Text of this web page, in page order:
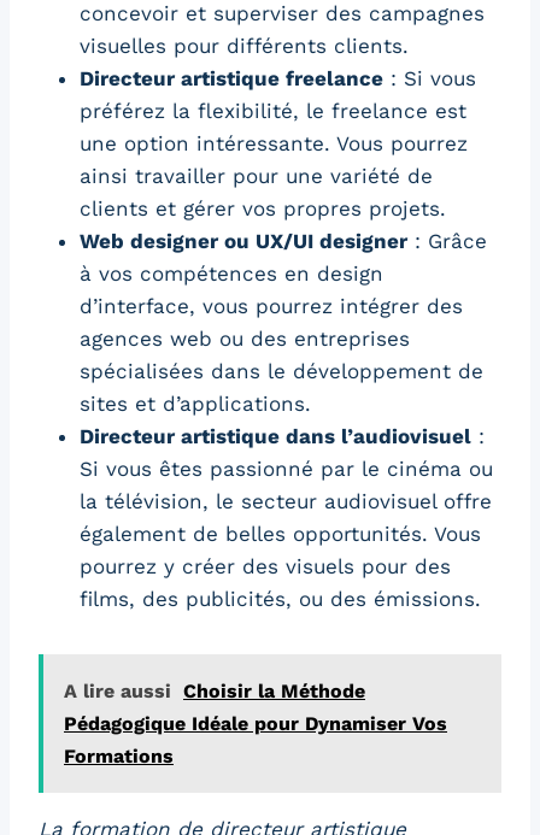
concevoir et superviser des campagnes
visuelles pour différents clients.
Directeur artistique freelance : Si vous
préférez la flexibilité, le freelance est
une option intéressante. Vous pourrez
ainsi travailler pour une variété de
clients et gérer vos propres projets.
Web designer ou UX/UI designer : Grâce
à vos compétences en design
d’interface, vous pourrez intégrer des
agences web ou des entreprises
spécialisées dans le développement de
sites et d’applications.
Directeur artistique dans l’audiovisuel :
Si vous êtes passionné par le cinéma ou
la télévision, le secteur audiovisuel offre
également de belles opportunités. Vous
pourrez y créer des visuels pour des
films, des publicités, ou des émissions.
A lire aussi Choisir la Méthode
Pédagogique Idéale pour Dynamiser Vos
Formations
La formation de directeur artistique